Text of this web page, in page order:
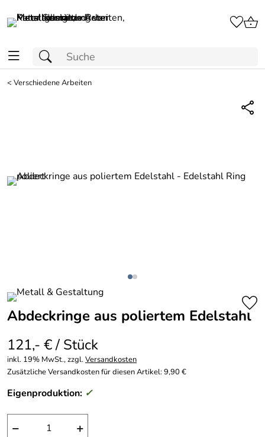
<Verschiedene Arbeiten
Abdeckringe aus poliertem Edelstahl
121,- € / Stück
inkl. 19% MwSt., zzgl.Versandkosten
Zusätzliche Versandkosten für diesen Artikel: 9,90 €
Eigenproduktion: ✓
− +